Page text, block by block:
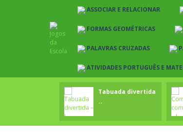
ASSOCIAR E RELACIONAR
FORMAS GEOMÉTRICAS
PALAVRAS CRUZADAS
ATIVIDADES PORTUGUÊS E
Tabuada divertida
..